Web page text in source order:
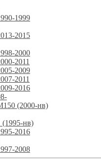
1999
2015
2000
2011
2009
2011
2016
(2000-нв)
(1995-нв)
2016
2008